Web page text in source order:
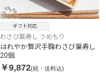
ギフト対応
わさび葉寿し うめもり
はれやか贅沢手鞠わさび葉寿し
20個
￥9,872(税・送料込)